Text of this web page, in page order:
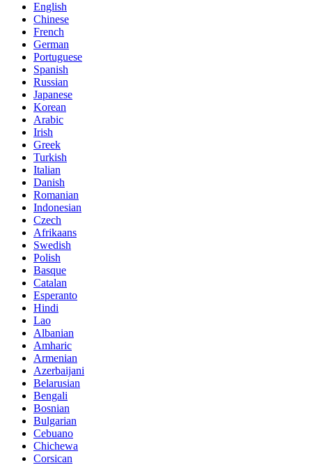
English
Chinese
French
German
Portuguese
Spanish
Russian
Japanese
Korean
Arabic
Irish
Greek
Turkish
Italian
Danish
Romanian
Indonesian
Czech
Afrikaans
Swedish
Polish
Basque
Catalan
Esperanto
Hindi
Lao
Albanian
Amharic
Armenian
Azerbaijani
Belarusian
Bengali
Bosnian
Bulgarian
Cebuano
Chichewa
Corsican